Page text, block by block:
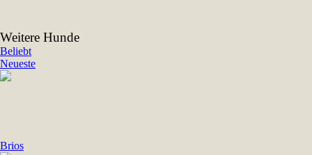
Weitere Hunde
Beliebt
Neueste
Brios